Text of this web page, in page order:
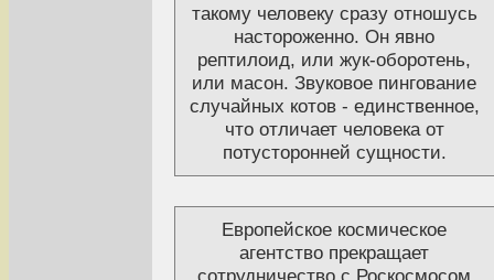
такому человеку сразу отношусь
настороженно. Он явно
рептилоид, или жук-оборотень,
или масон. Звуковое пингование
случайных котов - единственное,
что отличает человека от
потусторонней сущности.
Европейское космическое
агентство прекращает
сотрудничество с Роскосмосом